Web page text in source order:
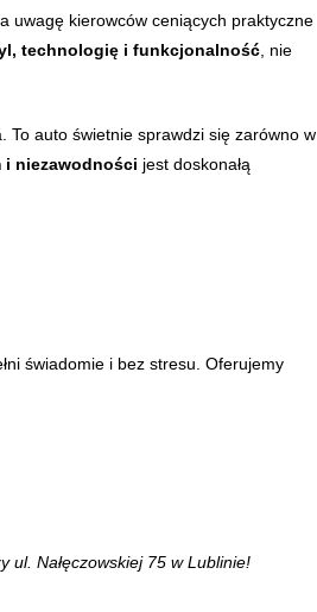
uwagę kierowców ceniących praktyczne
technologię i funkcjonalność , nie
To auto świetnie sprawdzi się zarówno w
i niezawodności jest doskonałą
świadomie i bez stresu. Oferujemy
ul. Nałęczowskiej 75 w Lublinie!